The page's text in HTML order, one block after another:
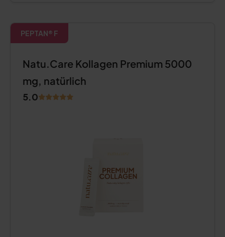
PEPTAN® F
Natu.Care Kollagen Premium 5000
mg, natürlich
5.0